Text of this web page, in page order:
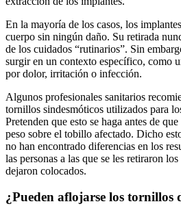
En la mayoría de los casos, los
cuerpo sin ningún daño. Su retirada
de los cuidados “rutinarios”. Sin
surgir en un contexto específico, como
por dolor, irritación o infección.
Algunos profesionales sanitarios
tornillos sindesmóticos utilizados para
Pretenden que esto se haga antes de
peso sobre el tobillo afectado. Dicho
no han encontrado diferencias en los
las personas a las que se les retiraron
dejaron colocados.
¿Pueden aflojarse los tornillos